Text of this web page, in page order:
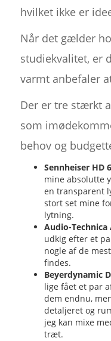
hvilket ikke er
Når det gælder
studiekvalitet, er
varmt anbefaler
Der er tre stærkt
som
behov og
Sennheiser HD
mine absolutte
en transparent
stort set mine
lytning.
Audio-
udkig efter et
nogle af de
findes.
Beyerdynamic
lige fået et par
dem endnu,
detaljeret og
jeg kan mixe
træt.